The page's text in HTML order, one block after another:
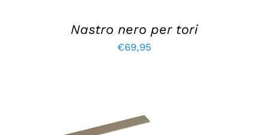
Nastro nero per tori
€69,95